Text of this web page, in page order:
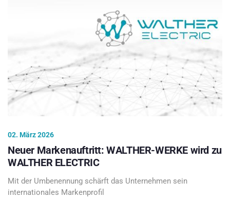
02. März 2026
Neuer Markenauftritt: WALTHER-WERKE wird zu
WALTHER ELECTRIC
Mit der Umbenennung schärft das Unternehmen sein
internationales Markenprofil